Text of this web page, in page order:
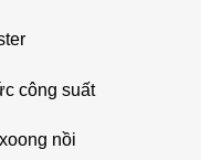
công suất
nồi